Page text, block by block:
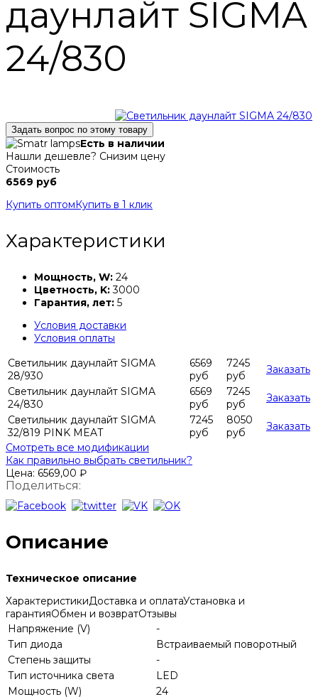
даунлайт SIGMA
24/830
Задать вопрос по этому товару
Есть в наличии
Нашли дешевле? Снизим цену
Стоимость
6569 руб
Купить оптом Купить в 1 клик
Характеристики
Мощность, W: 24
Цветность, K:3000
Гарантия, лет: 5
Условия доставки
Условия оплаты
Светильник даунлайт SIGMA
28/930
6569
руб
7245
руб
Заказать
Светильник даунлайт SIGMA
24/830
6569
руб
7245
руб
Заказать
Светильник даунлайт SIGMA
32/819 PINK MEAT
7245
руб
8050
руб
Заказать
Смотреть все модификации
Как правильно выбрать светильник?
Цена: 6569,00 ₽
Поделиться:
Описание
Техническое описание
ХарактеристикиДоставка и оплатаУстановка и
гарантияОбмен и возвратОтзывы
Напряжение (V)
-
Тип диода
Встраиваемый поворотный
Степень защиты
-
Тип источника света
LED
Мощность (W)
24